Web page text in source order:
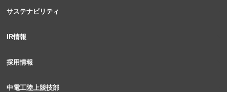
サステナビリティ
IR情報
採用情報
中電工陸上競技部